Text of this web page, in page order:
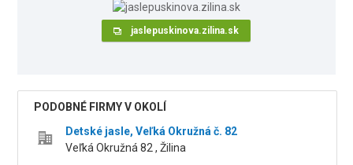
jaslepuskinova.zilina.sk
PODOBNÉ FIRMY V OKOLÍ
Detské jasle, Veľká Okružná č. 82
Veľká Okružná 82 , Žilina